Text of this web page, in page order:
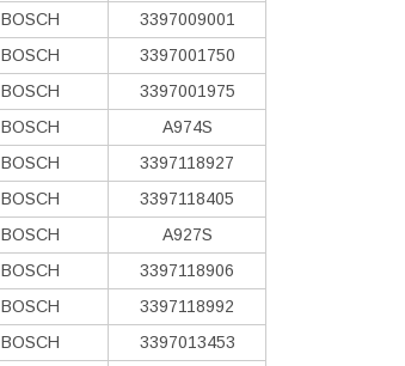
BOSCH
3397009001
BOSCH
3397001750
BOSCH
3397001975
BOSCH
A974S
BOSCH
3397118927
BOSCH
3397118405
BOSCH
A927S
BOSCH
3397118906
BOSCH
3397118992
BOSCH
3397013453